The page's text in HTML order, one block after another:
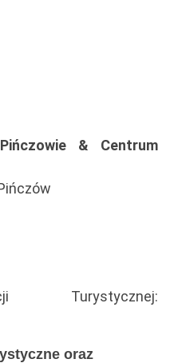
& Centrum
Turystycznej:
oraz